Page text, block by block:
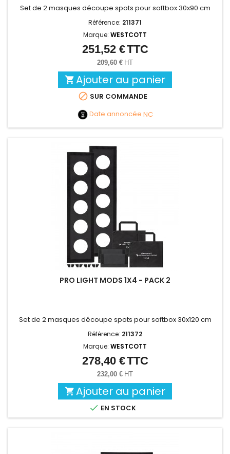
Set de 2 masques découpe spots pour softbox 30x90 cm
Référence: 211371
Marque: WESTCOTT
Prix
251,52 €TTC
209,60 € HT
 Ajouter au panier
 SUR COMMANDE
Date annoncée NC
PRO LIGHT MODS 1X4 - PACK 2
Set de 2 masques découpe spots pour softbox 30x120 cm
Référence: 211372
Marque: WESTCOTT
Prix
278,40 €TTC
232,00 € HT
 Ajouter au panier
 EN STOCK